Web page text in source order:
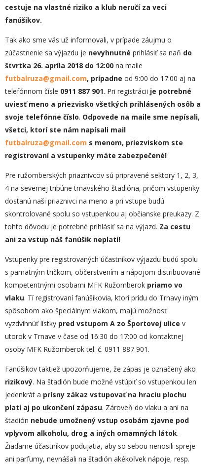
cestuje na vlastné riziko a klub neručí za veci
fanúšikov.
Tak ako sme vás už informovali, v prípade záujmu o
zúčastnenie sa výjazdu je nevyhnutné prihlásiť sa naň do
štvrtka 26. apríla 2018 do 12:00 na maile
futbalruza@gmail.com, prípadne od 9:00 do 17:00 aj na
telefónnom čísle 0911 887 901. Pri registrácii je potrebné
uviesť meno a priezvisko všetkých prihlásených osôb a
svoje telefónne číslo. Odpovede na maile sme nepísali,
všetci, ktorí ste nám napísali mail
futbalruza@gmail.com s menom, priezviskom ste
registrovaní a vstupenky máte zabezpečené!
Pre ružomberských priaznivcov sú pripravené sektory 1, 2, 3,
4 na severnej tribúne trnavského štadióna, pričom vstupenky
dostanú naši priaznivci na meno a pri vstupe budú
skontrolované spolu so vstupenkou aj občianske preukazy. Z
tohto dôvodu je potrebné prihlásiť sa na výjazd. Za cestu
ani za vstup náš fanúšik neplatí!
Vstupenky pre registrovaných účastníkov výjazdu budú spolu
s pamätným tričkom, občerstvením a nápojom distribuované
kompetentnými osobami MFK Ružomberok priamo vo
vlaku. Tí registrovaní fanúšikovia, ktorí prídu do Trnavy iným
spôsobom ako špeciálnym vlakom, majú možnosť
vyzdvihnúť lístky pred vstupom A zo Športovej ulice v
utorok v Trnave v čase od 16:30 do 17:00 od kontaktnej
osoby MFK Ružomberok tel. č. 0911 887 901.
Fanúšikov taktiež upozorňujeme, že zápas je označený ako
rizikový. Na štadión bude možné vstúpiť so vstupenkou len
jedenkrát a prísny zákaz vstupovať na hraciu plochu
platí aj po ukončení zápasu. Zároveň do vlaku a ani na
štadión nebude umožnený vstup osobám zjavne pod
vplyvom alkoholu, drog a iných omamných látok.
Žiadame účastníkov podujatia, aby so sebou nenosili spreje
ani parfumy, nevnášali na štadión akékoľvek nápoje, resp.